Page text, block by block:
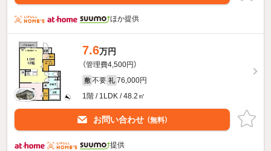
ほか提供
7.6万円
（管理費4,500円）
敷 不要 礼 76,000円
1階 / 1LDK / 48.2㎡
お問い合わせ （無料）
提供